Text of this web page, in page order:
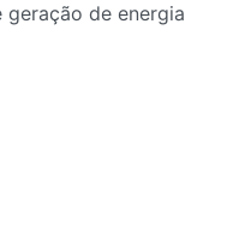
de energia